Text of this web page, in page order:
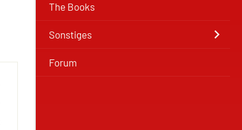
The Books
Sonstiges
Forum